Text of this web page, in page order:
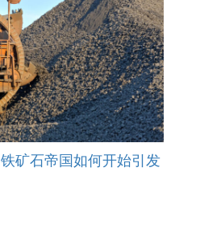
矿石帝国如何开始引发